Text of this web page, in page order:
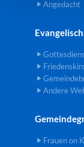
Angedacht
Evangelisch
Andere
Frauen on